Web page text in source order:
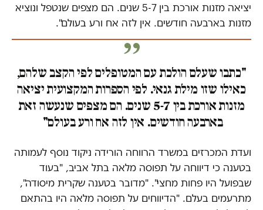
יציאה מזנות אורכת בין 5-7 שנים. הם מצפים שנטפל ונוציא
מזנות בארבעה חודשים. אין לזה אח ורע בעולם".
"כתבו שעלם הולכת עם המטופלים לפי הקצב שלהם,
כאילו שזו מילת גנאי. לפי הספרות המקצועית יציאה
מזנות אורכת בין 5-7 שנים. הם מצפים שנעשה זאת
בארבעה חודשים. אין לזה אח ורע בעולם"
ועדת המכרזים במשרד הרווחה הורידה ניקוד נוסף לעמותה
בטענה כי דיווחה על תפוסה מלאה בתל אביב, "בעוד
שבפועל היו פחות מחצי". "מדובר בטענה שקרית מיסודה",
מתרעמים בעלם. "הדיווחים על תפוסה מלאה היו בהתאם